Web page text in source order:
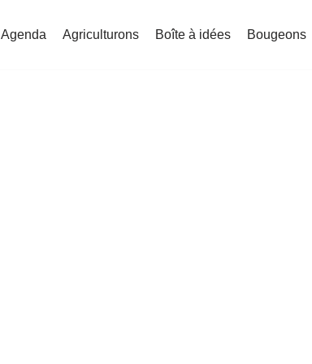
Agenda Agriculturons Boîte à idées Bougeons